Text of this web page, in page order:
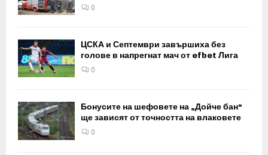
0
ЦСКА и Септември завършиха без
голове в напрегнат мач от efbet Лига
0
Бонусите на шефовете на „Дойче бан“
ще зависят от точността на влаковете
0